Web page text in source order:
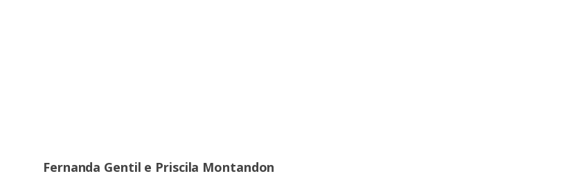
Fernanda Gentil e Priscila Montandon